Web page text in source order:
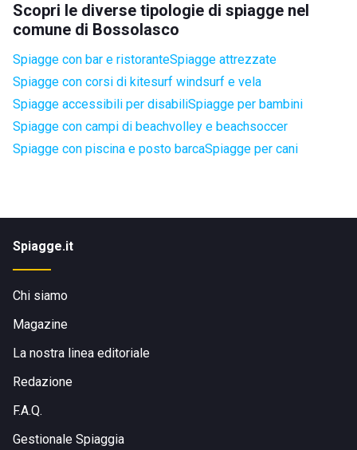
Scopri le diverse tipologie di spiagge nel
comune di Bossolasco
Spiagge con bar e ristoranteSpiagge attrezzate
Spiagge con corsi di kitesurf windsurf e vela
Spiagge accessibili per disabiliSpiagge per bambini
Spiagge con campi di beachvolley e beachsoccer
Spiagge con piscina e posto barcaSpiagge per cani
Spiagge.it
Chi siamo
Magazine
La nostra linea editoriale
Redazione
F.A.Q.
Gestionale Spiaggia